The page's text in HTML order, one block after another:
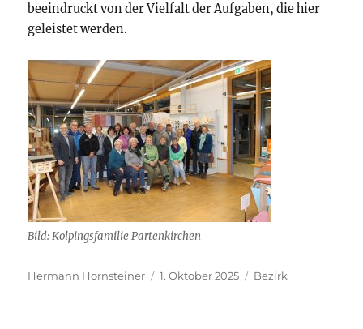
beeindruckt von der Vielfalt der Aufgaben, die hier
geleistet werden.
Bild: Kolpingsfamilie Partenkirchen
Autor
Hermann Hornsteiner
Veröffentlicht
1. Oktober 2025 Kategorien
Bezirk